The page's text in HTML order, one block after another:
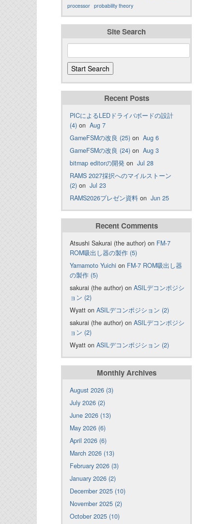
processor probability theory
Site Search
Recent Posts
PICによるLEDドライバボードの設計
(4) on Aug 7
GameFSMの改良 (25) on Aug 6
GameFSMの改良 (24) on Aug 3
bitmap editorの開発 on Jul 28
RAMS 2027採択へのマイルストーン
(2) on Jul 23
RAMS2026プレゼン資料 on Jun 25
Recent Comments
Atsushi Sakurai (the author) on FM-7
ROM吸出し器の製作 (5)
Yamamoto Yuichi on FM-7 ROM吸出し器
の製作 (5)
sakurai (the author) on ASILデコンポジシ
ョン (2)
Wyatt on ASILデコンポジション (2)
sakurai (the author) on ASILデコンポジシ
ョン (2)
Wyatt on ASILデコンポジション (2)
Monthly Archives
August 2026 (3)
July 2026 (2)
June 2026 (13)
May 2026 (6)
April 2026 (6)
March 2026 (13)
February 2026 (3)
January 2026 (2)
December 2025 (10)
November 2025 (2)
October 2025 (10)